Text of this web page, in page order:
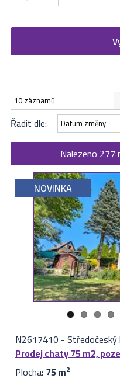
10 záznamů
Řadit dle: Datum změny
Nalezeno
NOVINKA
N2617410 -Středočeský
Prodej chaty 75 m2,
Plocha: 75 m2